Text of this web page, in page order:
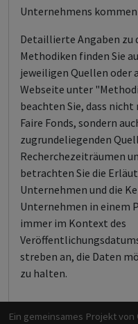
Unternehmens kommen
Detaillierte Angaben zu
Methodiken finden Sie
jeweiligen Quellen oder
Webseite unter
beachten Sie, dass nicht
Faire Fonds, sondern
zugrundeliegenden
Recherchezeiträumen
betrachten Sie die
Unternehmen und die
Unternehmen in einem
immer im Kontext des
streben an, die Daten
zu halten.
Ein gemeinsames Projekt